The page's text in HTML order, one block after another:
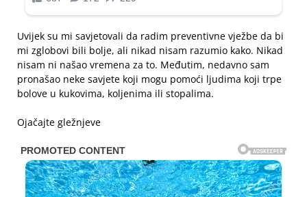
Uvijek su mi savjetovali da radim preventivne vježbe da bi
mi zglobovi bili bolje, ali nikad nisam razumio kako. Nikad
nisam ni našao vremena za to. Međutim, nedavno sam
pronašao neke savjete koji mogu pomoći ljudima koji trpe
bolove u kukovima, koljenima ili stopalima.
Ojačajte gležnjeve